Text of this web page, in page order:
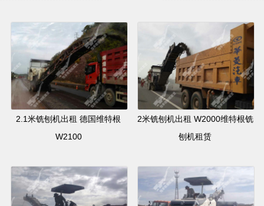
2.1米铣刨机出租 德国维特根
W2100
2米铣刨机出租 W2000维特根铣
刨机租赁